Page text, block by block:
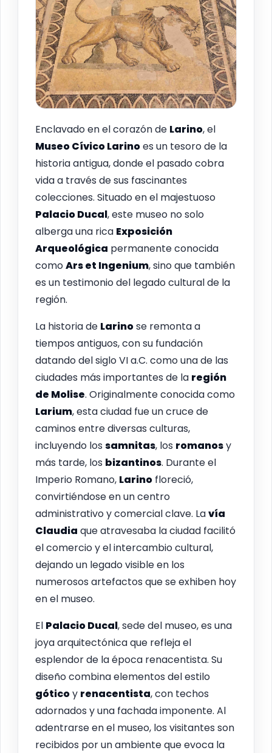
Enclavado en el corazón de Larino, el
Museo Cívico Larinoes un tesoro de la
historia antigua, donde el pasado cobra
vida a través de sus fascinantes
colecciones. Situado en el majestuoso
Palacio Ducal, este museo no solo
alberga una rica Exposición
Arqueológica permanente conocida
comoArs et Ingenium, sino que también
es un testimonio del legado cultural de la
región.
La historia de Larinose remonta a
tiempos antiguos, con su fundación
datando del siglo VI a.C. como una de las
ciudades más importantes de la región
de Molise. Originalmente conocida como
Larium, esta ciudad fue un cruce de
caminos entre diversas culturas,
incluyendo los samnitas, los romanosy
más tarde, los bizantinos. Durante el
Imperio Romano, Larino floreció,
convirtiéndose en un centro
administrativo y comercial clave. Lavía
Claudia que atravesaba la ciudad facilitó
el comercio y el intercambio cultural,
dejando un legado visible en los
numerosos artefactos que se exhiben hoy
en el museo.
El Palacio Ducal, sede del museo, es una
joya arquitectónica que refleja el
esplendor de la época renacentista. Su
diseño combina elementos del estilo
góticoy renacentista, con techos
adornados y una fachada imponente. Al
adentrarse en el museo, los visitantes son
recibidos por un ambiente que evoca la